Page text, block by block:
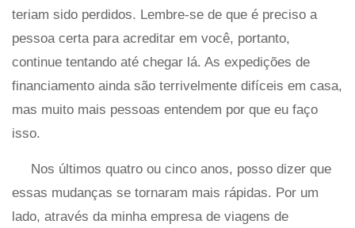
teriam sido perdidos. Lembre-se de que é preciso a
pessoa certa para acreditar em você, portanto,
continue tentando até chegar lá. As expedições de
financiamento ainda são terrivelmente difíceis em casa,
mas muito mais pessoas entendem por que eu faço
isso.
Nos últimos quatro ou cinco anos, posso dizer que
essas mudanças se tornaram mais rápidas. Por um
lado, através da minha empresa de viagens de